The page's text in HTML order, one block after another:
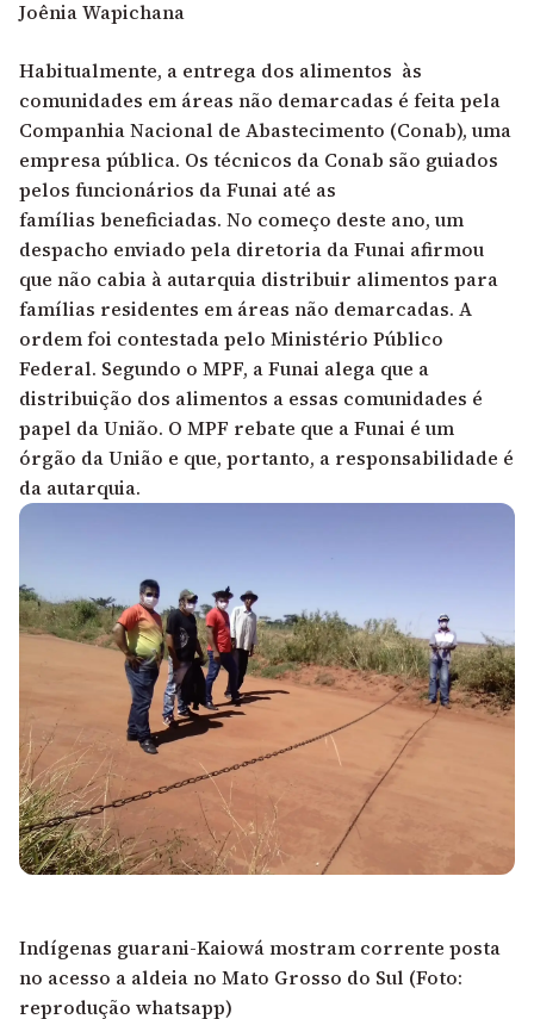
Joênia Wapichana
Habitualmente, a entrega dos alimentos às
comunidades em áreas não demarcadas é feita pela
Companhia Nacional de Abastecimento (Conab), uma
empresa pública. Os técnicos da Conab são guiados
pelos funcionários da Funai até as
famílias beneficiadas. No começo deste ano, um
despacho enviado pela diretoria da Funai afirmou
que não cabia à autarquia distribuir alimentos para
famílias residentes em áreas não demarcadas. A
ordem foi contestada pelo Ministério Público
Federal. Segundo o MPF, a Funai alega que a
distribuição dos alimentos a essas comunidades é
papel da União. O MPF rebate que a Funai é um
órgão da União e que, portanto, a responsabilidade é
da autarquia.
Indígenas guarani-Kaiowá mostram corrente posta
no acesso a aldeia no Mato Grosso do Sul (Foto:
reprodução whatsapp)